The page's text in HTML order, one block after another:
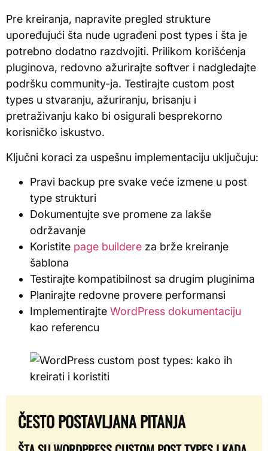
Pre kreiranja, napravite pregled strukture
upoređujući šta nude ugrađeni post types i šta je
potrebno dodatno razdvojiti. Prilikom korišćenja
pluginova, redovno ažurirajte softver i nadgledajte
podršku community-ja. Testirajte custom post
types u stvaranju, ažuriranju, brisanju i
pretraživanju kako bi osigurali besprekorno
korisničko iskustvo.
Ključni koraci za uspešnu implementaciju uključuju:
Pravi backup pre svake veće izmene u post
type strukturi
Dokumentujte sve promene za lakše
održavanje
Koristite page buildere za brže kreiranje
šablona
Testirajte kompatibilnost sa drugim pluginima
Planirajte redovne provere performansi
Implementirajte WordPress dokumentaciju
kao referencu
ČESTO POSTAVLJANA PITANJA